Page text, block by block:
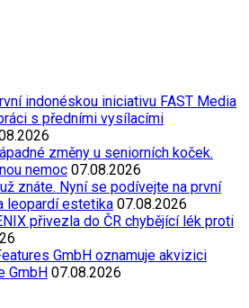
indonéskou iniciativu FAST Media
s předními vysílacími
změny u seniorních koček.
nemoc 07.08.2026
znáte. Nyní se podívejte na první
leopardí estetika 07.08.2026
přivezla do ČR chybějící lék proti
GmbH oznamuje akvizici
GmbH 07.08.2026